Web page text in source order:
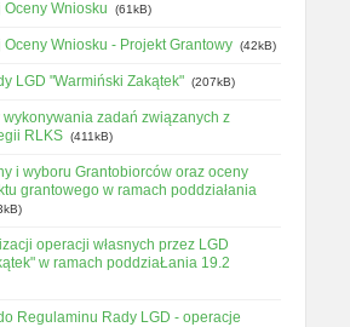
Oceny Wniosku (61kB)
Oceny Wniosku - Projekt Grantowy (42kB)
LGD "Warmiński Zakątek" (207kB)
zadań związanych z
RLKS (411kB)
i wyboru Grantobiorców oraz oceny
grantowego w ramach poddziałania
operacji własnych przez LGD
w ramach poddziaŁania 19.2
Regulaminu Rady LGD - operacje